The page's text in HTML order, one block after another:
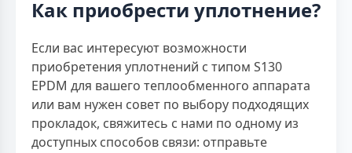
Как приобрести уплотнение?
Если вас интересуют возможности
приобретения уплотнений с типом S130
EPDM для вашего теплообменного аппарата
или вам нужен совет по выбору подходящих
прокладок, свяжитесь с нами по одному из
доступных способов связи: отправьте